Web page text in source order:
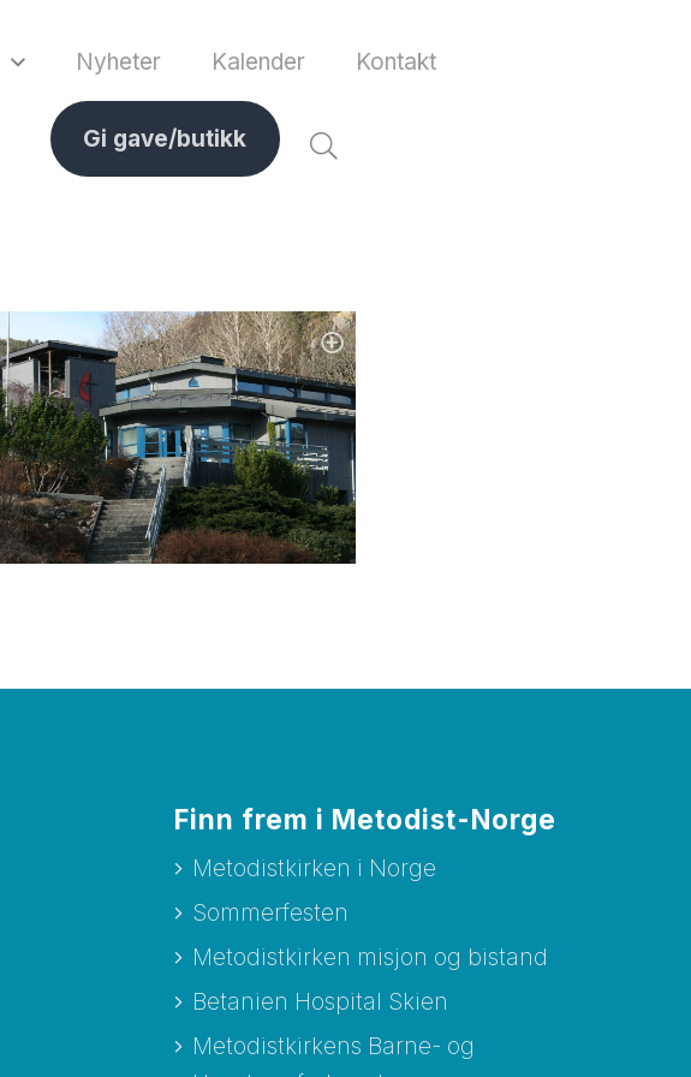
Nyheter Kalender Kontakt
Gi gave/butikk
Finn frem i Metodist-Norge
Metodistkirken i Norge
Sommerfesten
Metodistkirken misjon og bistand
Betanien Hospital Skien
Metodistkirkens Barne- og